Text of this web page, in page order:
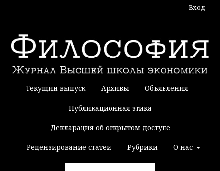
Текущий выпуск Архивы Объявления
Публикационная этика
Декларация об открытом доступе
Рецензирование статей Рубрики О нас
Вход